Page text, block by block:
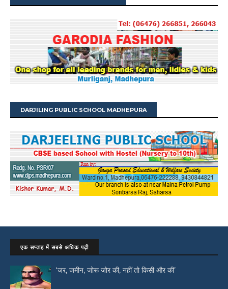
DARJILING PUBLIC SCHOOL MADHEPURA
एक सप्ताह में सबसे अधिक पढ़ी
‘जर, जमीन, जोरू जोर की, नहीं तो किसी और की’